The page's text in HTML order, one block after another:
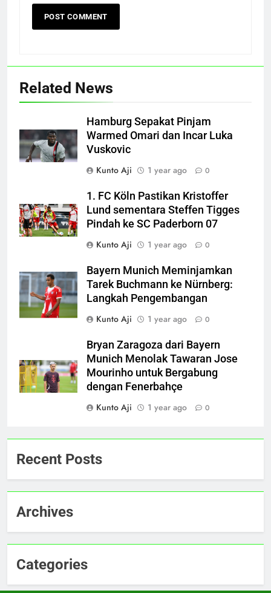
Related News
Hamburg Sepakat Pinjam
Warmed Omari dan Incar Luka
Vuskovic
Kunto Aji
1 year ago 0
1. FC Köln Pastikan Kristoffer
Lund sementara Steffen Tigges
Pindah ke SC Paderborn 07
Kunto Aji
1 year ago 0
Bayern Munich Meminjamkan
Tarek Buchmann ke Nürnberg:
Langkah Pengembangan
Kunto Aji
1 year ago 0
Bryan Zaragoza dari Bayern
Munich Menolak Tawaran Jose
Mourinho untuk Bergabung
dengan Fenerbahçe
Kunto Aji
1 year ago 0
Recent Posts
Archives
Categories